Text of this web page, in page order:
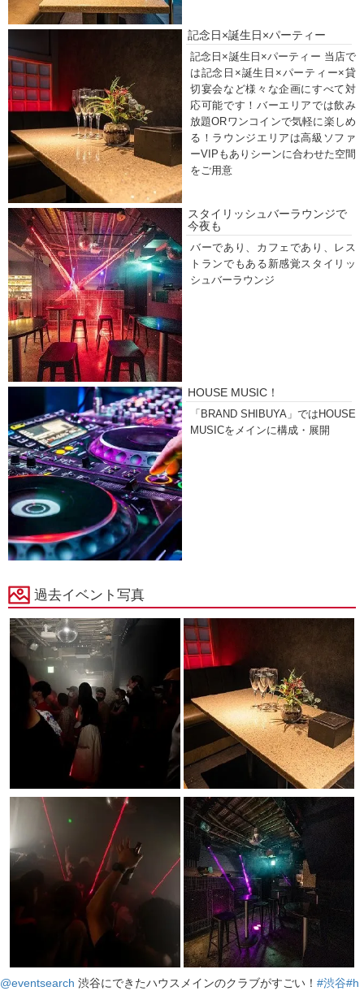
記念日×誕生日×パーティー
記念日×誕生日×パーティー 当店で
は記念日×誕生日×パーティー×貸
切宴会など様々な企画にすべて対
応可能です！バーエリアでは飲み
放題ORワンコインで気軽に楽しめ
る！ラウンジエリアは高級ソファ
ーVIPもありシーンに合わせた空間
をご用意
スタイリッシュバーラウンジで
今夜も
バーであり、カフェであり、レス
トランでもある新感覚スタイリッ
シュバーラウンジ
HOUSE MUSIC！
「BRAND SHIBUYA」ではHOUSE
MUSICをメインに構成・展開
過去イベント写真
@eventsearch 渋谷にできたハウスメインのクラブがすごい！ #渋谷#h